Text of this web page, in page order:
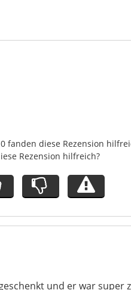
fanden diese Rezension
Rezension hilfreich?
und er war super